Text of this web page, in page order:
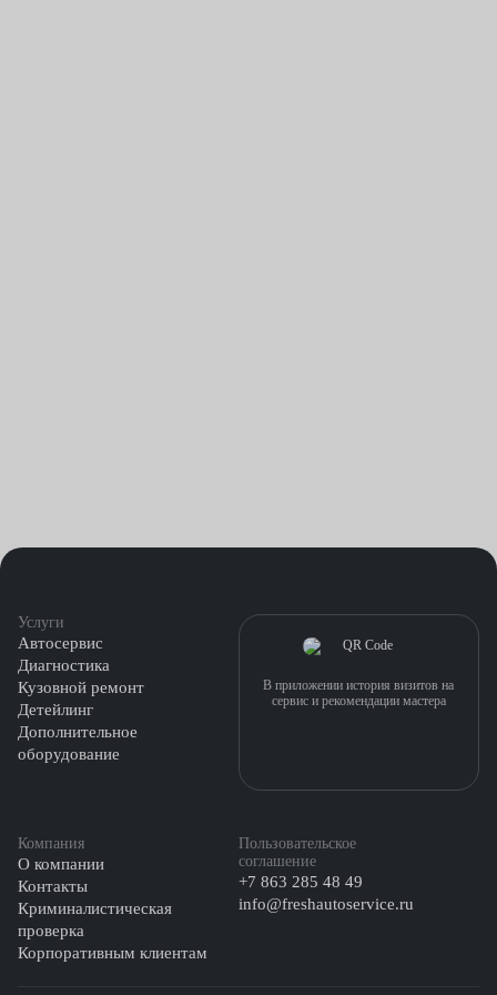
Услуги
Автосервис
Диагностика
Кузовной ремонт
Детейлинг
Дополнительное
оборудование
Компания
О компании
Контакты
Криминалистическая
проверка
Корпоративным клиентам
Пользовательское
соглашение
+7 863 285 48 49
info@freshautoservice.ru
В приложении история визитов на
сервис и рекомендации мастера